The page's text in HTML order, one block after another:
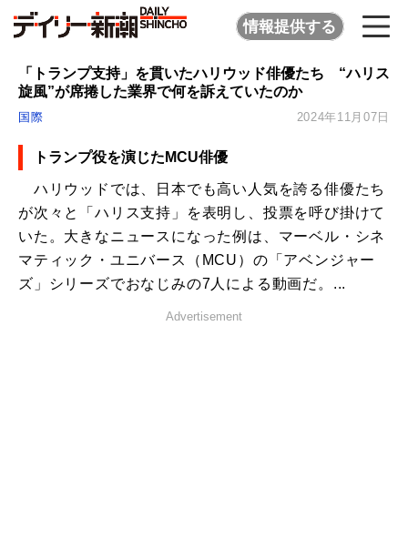
情報提供する
「トランプ支持」を貫いたハリウッド俳優たち “ハリス
旋風”が席捲した業界で何を訴えていたのか
国際 2024年11月07日
トランプ役を演じたMCU俳優
ハリウッドでは、日本でも高い人気を誇る俳優たち
が次々と「ハリス支持」を表明し、投票を呼び掛けて
いた。大きなニュースになった例は、マーベル・シネ
マティック・ユニバース（MCU）の「アベンジャー
ズ」シリーズでおなじみの7人による動画だ。...
Advertisement